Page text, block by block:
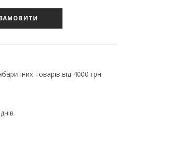
товарів від 4000 грн